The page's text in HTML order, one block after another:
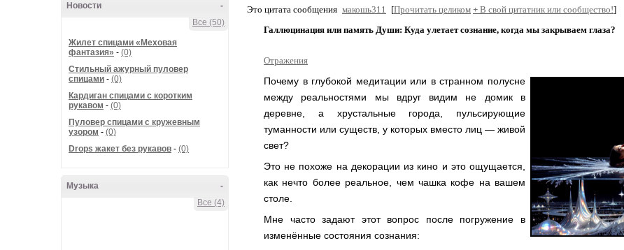
-
Новости
Все (50)
Жилет спицами «Меховая
фантазия» - (0)
Стильный ажурный пуловер
спицами - (0)
Кардиган спицами с коротким
рукавом - (0)
Пуловер спицами с кружевным
узором - (0)
Drops жакет без рукавов - (0)
-
Музыка
Все (4)
Это цитата сообщения макошь311 [Прочитать целиком + В свой цитатник или сообщество!]
Галлюцинация или память Души: Куда улетает сознание, когда мы закрываем глаза?
Отражения
Почему в глубокой медитации или в странном полусне
между реальностями мы вдруг видим не домик в
деревне, а хрустальные города, пульсирующие
туманности или существ, у которых вместо лиц — живой
свет?
Это не похоже на декорации из кино и это ощущается,
как нечто более реальное, чем чашка кофе на вашем
столе.
Мне часто задают этот вопрос после погружение в
изменённые состояния сознания: